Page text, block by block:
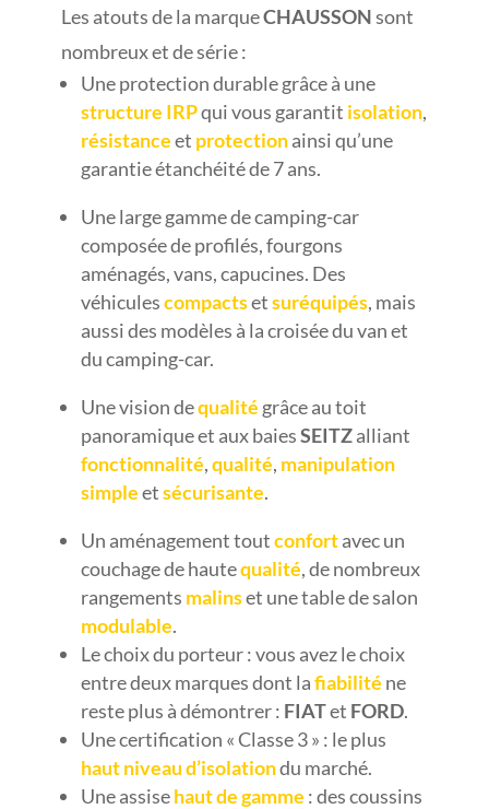
Les atouts de la marqueCHAUSSONsont
nombreux et de série :
Une protection durable grâce à une
structure IRPqui vous garantit isolation,
résistanceet protectionainsi qu’une
garantie étanchéité de 7 ans.
Une large gamme de camping-car
composée de profilés, fourgons
aménagés, vans, capucines. Des
véhiculescompactsetsuréquipés, mais
aussi des modèles à la croisée du van et
du camping-car.
Une vision dequalité grâce au toit
panoramique et aux baiesSEITZalliant
fonctionnalité,qualité, manipulation
simpleetsécurisante.
Un aménagement toutconfortavec un
couchage de hautequalité, de nombreux
rangements malinset une table de salon
modulable.
Le choix du porteur : vous avez le choix
entre deux marques dont lafiabilité ne
reste plus à démontrer : FIATet FORD.
Une certification « Classe 3 » : le plus
haut niveau d’isolationdu marché.
Une assisehaut de gamme : des coussins